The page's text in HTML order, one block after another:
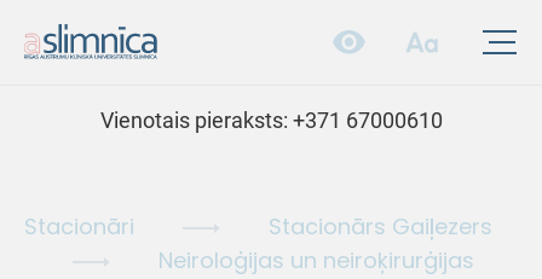
Vienotais pieraksts: +371 67000610
Stacionāri
Stacionārs Gaiļezers
Neiroloģijas un neiroķirurģijas